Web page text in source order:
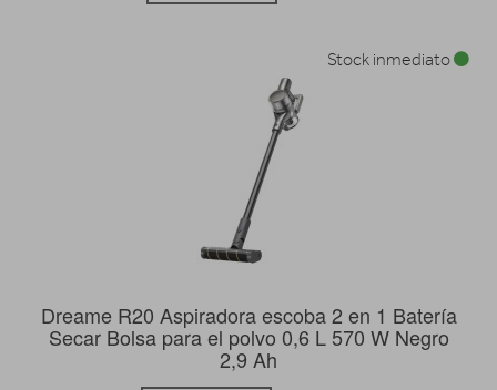
Dreame R20 Aspiradora escoba 2 en 1 Batería
Secar Bolsa para el polvo 0,6 L 570 W Negro
2,9 Ah
Stock inmediato